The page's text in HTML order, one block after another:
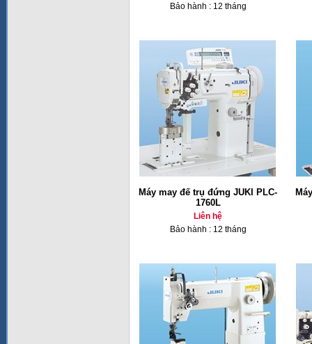
Bảo hành : 12 tháng
Máy may đế trụ đứng JUKI PLC-
1760L
Liên hệ
Bảo hành : 12 tháng